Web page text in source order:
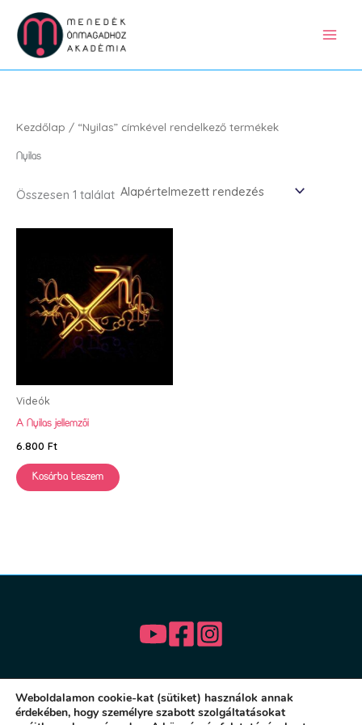
content
Kezdőlap / “Nyilas” címkével rendelkező termékek
Nyilas
Összesen 1 találat
Videók
A Nyilas jellemzői
6.800 Ft
Kosárba teszem
Weboldalamon cookie-kat (sütiket) használok annak
érdekében, hogy személyre szabott szolgáltatásokat